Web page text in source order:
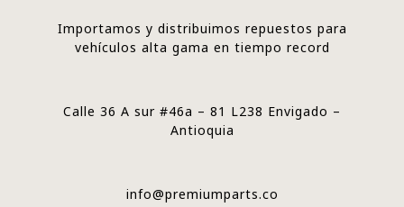
Importamos y distribuimos repuestos para
vehículos alta gama en tiempo record
Calle 36 A sur #46a – 81 L238 Envigado –
Antioquia
info@premiumparts.co